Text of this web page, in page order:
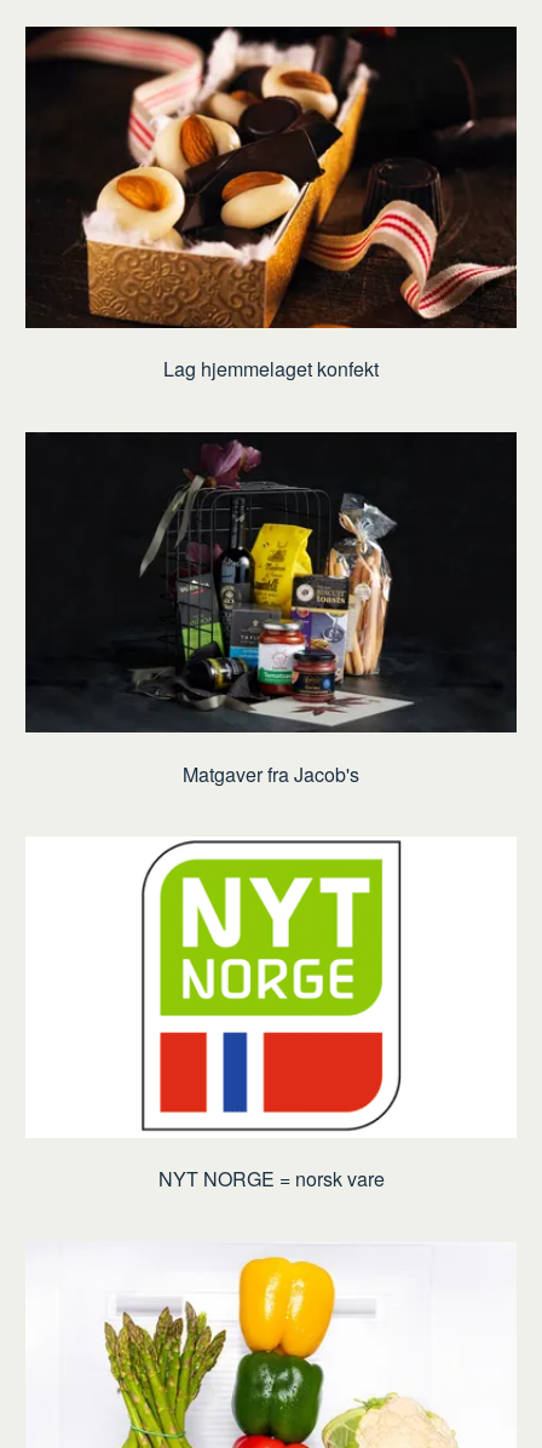
Lag hjemmelaget konfekt
Matgaver fra Jacob's
NYT NORGE = norsk vare